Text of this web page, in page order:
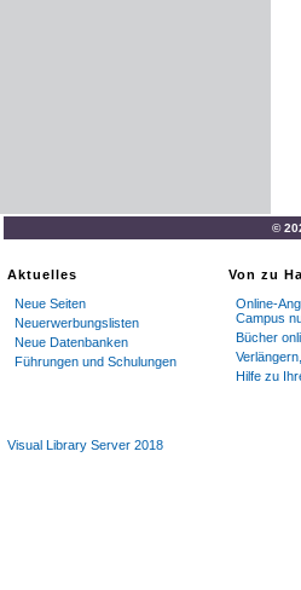
©
Aktuelles
Neue Seiten
Neuerwerbungslisten
Neue Datenbanken
Führungen und Schulungen
Von zu
Online-
Campus
Bücher
Hilfe zu
Visual Library Server 2018